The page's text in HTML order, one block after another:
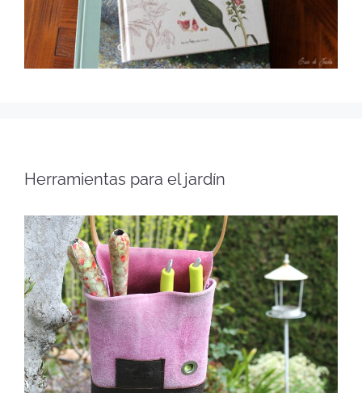
Herramientas para el jardín